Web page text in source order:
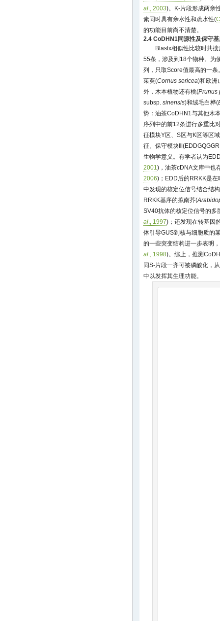
al ., 2003)。K-片段形成两亲
素同时具有亲水性和疏水性(
的功能目前尚不清楚。
2.4 CoDHN1同源性及保守
Blastx相似性比较时共
55条，涉及到18个物种。为
列，只取Score值最高的一
茱萸(Cornus sericea)和欧洲
外，木本植物还有桃(Prunus
subsp. sinensis)和绒毛白桦(
势：油茶CoDHN1与其他木
序列中的前12条进行多重比
征模块Y区、S区与K区等区
征。保守模块
生物学意义。有学者认为
2001 )，油茶cDNA文库中也
2006)；EDD后的RRKK是
中发现的核定位信号结合结
RRKK基序的拟南芥(
SV40抗体的核定位信号的多
al ., 1997)；还发现在转基因
体引导GUS到核与细胞质的
的一些突变结构进一步表明
al ., 1998)。综上，推测
同S-片段一齐可被磷酸化，
中以发挥其生理功能。